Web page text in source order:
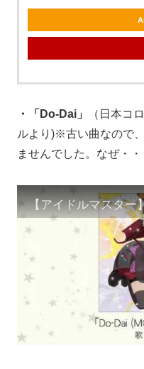
・「Do-Dai」
（日本コ
ルより)※古い曲なので
ませんでした。なぜ・・